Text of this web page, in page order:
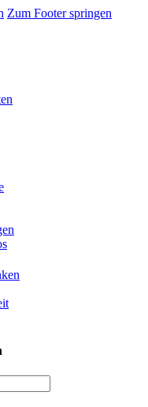
Zum Footer springen